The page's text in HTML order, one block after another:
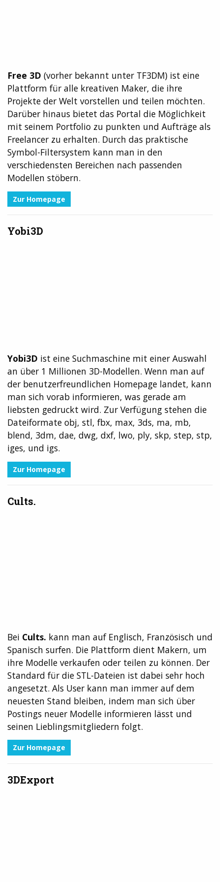
Free 3D (vorher bekannt unter TF3DM) ist eine
Plattform für alle kreativen Maker, die ihre
Projekte der Welt vorstellen und teilen möchten.
Darüber hinaus bietet das Portal die Möglichkeit
mit seinem Portfolio zu punkten und Aufträge als
Freelancer zu erhalten. Durch das praktische
Symbol-Filtersystem kann man in den
verschiedensten Bereichen nach passenden
Modellen stöbern.
Zur Homepage
Yobi3D
Yobi3D ist eine Suchmaschine mit einer Auswahl
an über 1 Millionen 3D-Modellen. Wenn man auf
der benutzerfreundlichen Homepage landet, kann
man sich vorab informieren, was gerade am
liebsten gedruckt wird. Zur Verfügung stehen die
Dateiformate obj, stl, fbx, max, 3ds, ma, mb,
blend, 3dm, dae, dwg, dxf, lwo, ply, skp, step, stp,
iges, und igs.
Zur Homepage
Cults.
Bei Cults. kann man auf Englisch, Französisch und
Spanisch surfen. Die Plattform dient Makern, um
ihre Modelle verkaufen oder teilen zu können. Der
Standard für die STL-Dateien ist dabei sehr hoch
angesetzt. Als User kann man immer auf dem
neuesten Stand bleiben, indem man sich über
Postings neuer Modelle informieren lässt und
seinen Lieblingsmitgliedern folgt.
Zur Homepage
3DExport